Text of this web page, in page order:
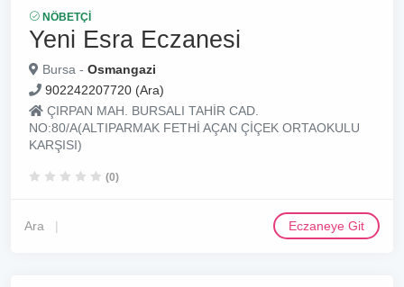
NÖBETÇI
Yeni Esra Eczanesi
Bursa - Osmangazi
902242207720 (Ara)
ÇIRPAN MAH. BURSALI TAHİR CAD.
NO:80/A(ALTIPARMAK FETHİ AÇAN ÇİÇEK ORTAOKULU
KARŞISI)
(0)
Ara Eczaneye Git